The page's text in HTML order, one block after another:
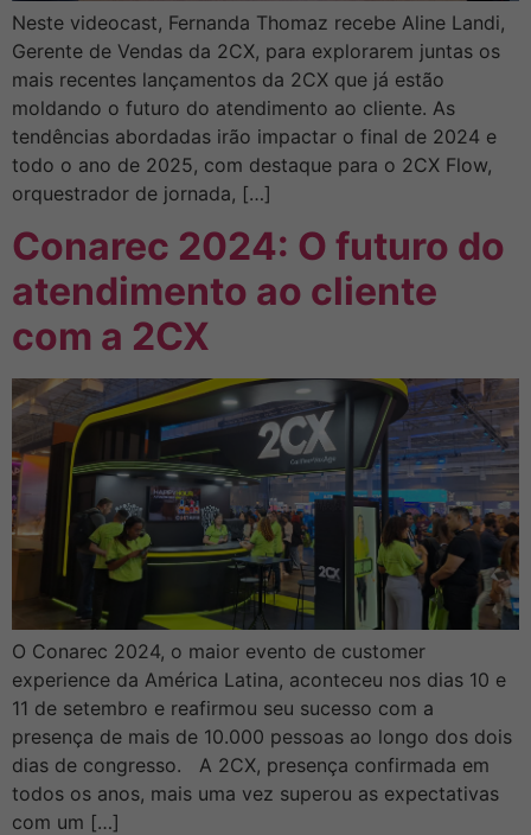
Neste videocast, Fernanda Thomaz recebe Aline Landi,
Gerente de Vendas da 2CX, para explorarem juntas os
mais recentes lançamentos da 2CX que já estão
moldando o futuro do atendimento ao cliente. As
tendências abordadas irão impactar o final de 2024 e
todo o ano de 2025, com destaque para o 2CX Flow,
orquestrador de jornada, […]
Conarec 2024: O futuro do
atendimento ao cliente
com a 2CX
O Conarec 2024, o maior evento de customer
experience da América Latina, aconteceu nos dias 10 e
11 de setembro e reafirmou seu sucesso com a
presença de mais de 10.000 pessoas ao longo dos dois
dias de congresso. A 2CX, presença confirmada em
todos os anos, mais uma vez superou as expectativas
com um […]